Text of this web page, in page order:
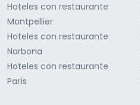
Hoteles con restaurante
Montpellier
Hoteles con restaurante
Narbona
Hoteles con restaurante
París